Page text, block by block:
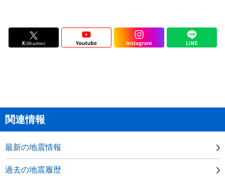
関連情報
最新の地震情報
過去の地震履歴